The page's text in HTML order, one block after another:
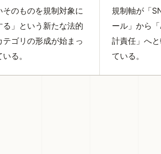
そのものを規制対象に
る」という新たな法的
テゴリの形成が始まっ
いる。
規制軸が「
ール」から
計責任」へ
ている。